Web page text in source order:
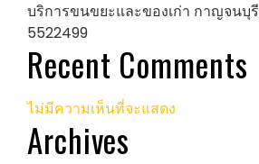
บริการขนขยะและของเก่า กาญจนบุ
5522499
Recent Comments
ไม่มีความเห็นที่จะแสดง
Archives